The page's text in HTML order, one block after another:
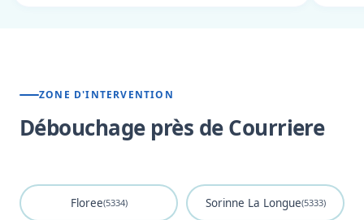
ZONE D'INTERVENTION
Débouchage près de Courriere
Floree(5334) Sorinne La Longue(5333)